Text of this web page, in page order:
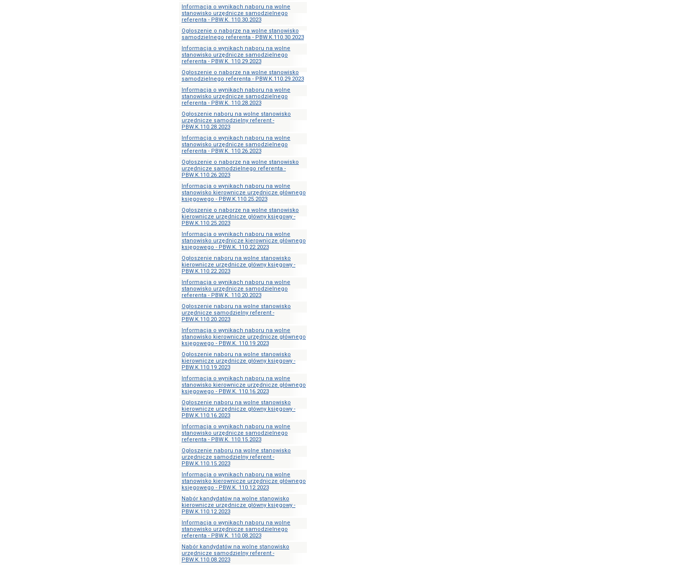
Informacja o wynikach naboru na wolne
stanowisko urzędnicze samodzielnego
referenta - PBW.K. 110.30.2023
Ogłoszenie o naborze na wolne stanowisko
samodzielnego referenta - PBW.K.110.30.2023
Informacja o wynikach naboru na wolne
stanowisko urzędnicze samodzielnego
referenta - PBW.K. 110.29.2023
Ogłoszenie o naborze na wolne stanowisko
samodzielnego referenta - PBW.K.110.29.2023
Informacja o wynikach naboru na wolne
stanowisko urzędnicze samodzielnego
referenta - PBW.K. 110.28.2023
Ogłoszenie naboru na wolne stanowisko
urzędnicze samodzielny referent -
PBW.K.110.28.2023
Informacja o wynikach naboru na wolne
stanowisko urzędnicze samodzielnego
referenta - PBW.K. 110.26.2023
Ogłoszenie o naborze na wolne stanowisko
urzędnicze samodzielnego referenta -
PBW.K.110.26.2023
Informacja o wynikach naboru na wolne
stanowisko kierownicze urzędnicze głównego
księgowego - PBW.K.110.25.2023
Ogłoszenie o naborze na wolne stanowisko
kierownicze urzędnicze główny księgowy -
PBW.K.110.25.2023
Informacja o wynikach naboru na wolne
stanowisko urzędnicze kierownicze głównego
księgowego - PBW.K. 110.22.2023
Ogłoszenie naboru na wolne stanowisko
kierownicze urzędnicze główny księgowy -
PBW.K.110.22.2023
Informacja o wynikach naboru na wolne
stanowisko urzędnicze samodzielnego
referenta - PBW.K. 110.20.2023
Ogłoszenie naboru na wolne stanowisko
urzędnicze samodzielny referent -
PBW.K.110.20.2023
Informacja o wynikach naboru na wolne
stanowisko kierownicze urzędnicze głównego
księgowego - PBW.K. 110.19.2023
Ogłoszenie naboru na wolne stanowisko
kierownicze urzędnicze główny księgowy -
PBW.K.110.19.2023
Informacja o wynikach naboru na wolne
stanowisko kierownicze urzędnicze głównego
księgowego - PBW.K. 110.16.2023
Ogłoszenie naboru na wolne stanowisko
kierownicze urzędnicze główny księgowy -
PBW.K.110.16.2023
Informacja o wynikach naboru na wolne
stanowisko urzędnicze samodzielnego
referenta - PBW.K. 110.15.2023
Ogłoszenie naboru na wolne stanowisko
urzędnicze samodzielny referent -
PBW.K.110.15.2023
Informacja o wynikach naboru na wolne
stanowisko kierownicze urzędnicze głównego
księgowego - PBW.K. 110.12.2023
Nabór kandydatów na wolne stanowisko
kierownicze urzędnicze główny księgowy -
PBW.K.110.12.2023
Informacja o wynikach naboru na wolne
stanowisko urzędnicze samodzielnego
referenta - PBW.K. 110.08.2023
Nabór kandydatów na wolne stanowisko
urzędnicze samodzielny referent -
PBW.K.110.08.2023